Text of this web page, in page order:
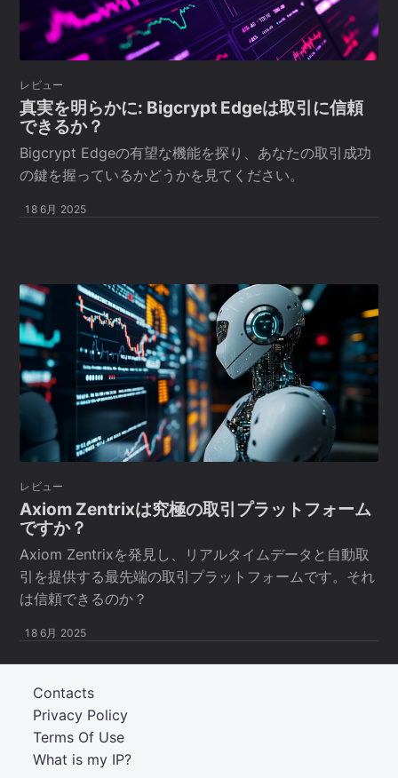
レビュー
真実を明らかに: Bigcrypt Edgeは取引に信頼
できるか？
Bigcrypt Edgeの有望な機能を探り、あなたの取引成功
の鍵を握っているかどうかを見てください。
18 6月 2025
レビュー
Axiom Zentrixは究極の取引プラットフォーム
ですか？
Axiom Zentrixを発見し、リアルタイムデータと自動取
引を提供する最先端の取引プラットフォームです。それ
は信頼できるのか？
18 6月 2025
What is my IP?
Terms Of Use
Privacy Policy
Contacts